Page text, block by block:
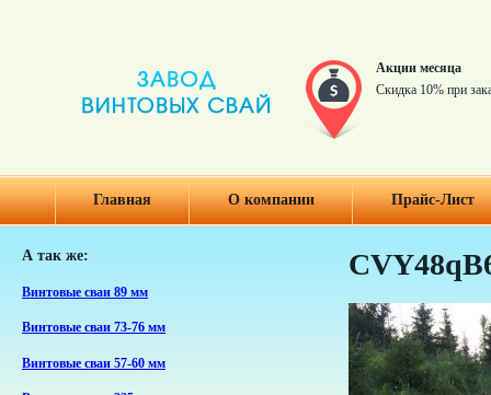
Акции месяца
Скидка 10% при
Главная О компании Прайс-Лист
А так же:
Винтовые сваи 89 мм
Винтовые сваи 73-76 мм
Винтовые сваи 57-60 мм